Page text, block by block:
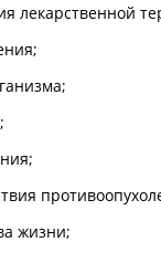
лекарственной
жизни;